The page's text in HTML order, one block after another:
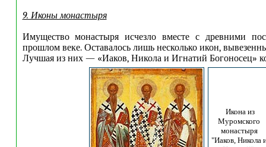
9. Иконы монастыря
Имущество монастыря исчезло вместе с древними
прошлом веке. Оставалось лишь несколько икон,
Лучшая из них — «Иаков, Никола и Игнатий Богоносец»
Икона из
Муромского
монастыря
"Иаков, Никола